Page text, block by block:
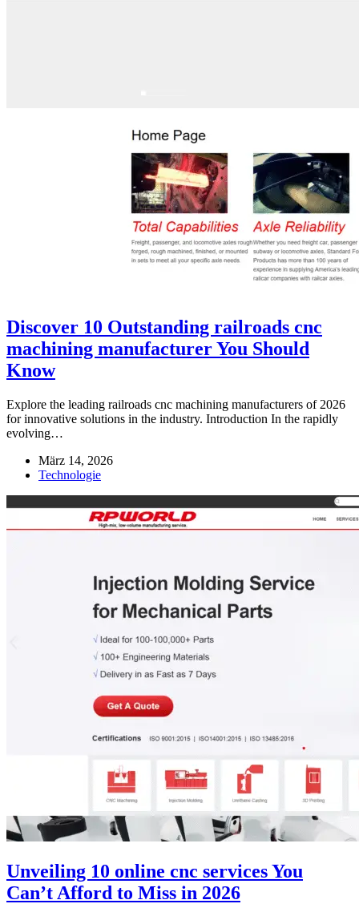
Discover 10 Outstanding railroads cnc
machining manufacturer You Should
Know
Explore the leading railroads cnc machining manufacturers of 2026
for innovative solutions in the industry. Introduction In the rapidly
evolving…
März 14, 2026
Technologie
Unveiling 10 online cnc services You
Can’t Afford to Miss in 2026